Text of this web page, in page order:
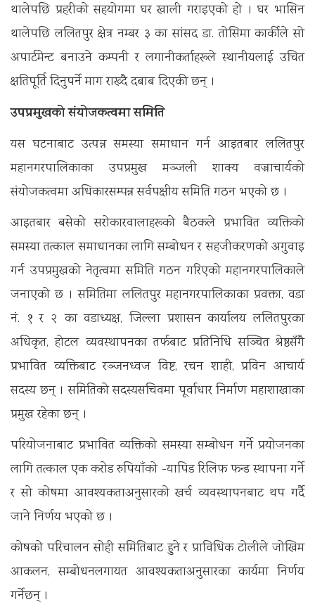
थालेपछि प्रहरीको सहयोगमा घर खाली गराइएको हो । घर भासिन
थालेपछि ललितपुर क्षेत्र नम्बर ३ का सांसद डा. तोसिमा कार्कीले सो
अपार्टमेन्ट बनाउने कम्पनी र लगानीकर्ताहरूले स्थानीयलाई उचित
क्षतिपूर्ति दिनुपर्ने माग राख्दै दबाब दिएकी छन् ।
उपप्रमुखको संयोजकत्वमा समिति
यस घटनाबाट उत्पन्न समस्या समाधान गर्न आइतबार ललितपुर
महानगरपालिकाका उपप्रमुख मञ्जली शाक्य वज्राचार्यको
संयोजकत्वमा अधिकारसम्पन्न सर्वपक्षीय समिति गठन भएको छ ।
आइतबार बसेको सरोकारवालाहरूको बैठकले प्रभावित व्यक्तिको
समस्या तत्काल समाधानका लागि सम्बोधन र सहजीकरणको अगुवाइ
गर्न उपप्रमुखको नेतृत्वमा समिति गठन गरिएको महानगरपालिकाले
जनाएको छ । समितिमा ललितपुर महानगरपालिकाका प्रवक्ता, वडा
नं. १ र २ का वडाध्यक्ष, जिल्ला प्रशासन कार्यालय ललितपुरका
अधिकृत, होटल व्यवस्थापनका तर्फबाट प्रतिनिधि सञ्चित श्रेष्ठसँगै
प्रभावित व्यक्तिबाट रञ्जनध्वज विष्ट, रचन शाही, प्रविन आचार्य
सदस्य छन् । समितिको सदस्यसचिवमा पूर्वाधार निर्माण महाशाखाका
प्रमुख रहेका छन् ।
परियोजनाबाट प्रभावित व्यक्तिको समस्या सम्बोधन गर्ने प्रयोजनका
लागि तत्काल एक करोड रुपियाँको -यापिड रिलिफ फन्ड स्थापना गर्ने
र सो कोषमा आवश्यकताअनुसारको खर्च व्यवस्थापनबाट थप गर्दै
जाने निर्णय भएको छ ।
कोषको परिचालन सोही समितिबाट हुने र प्राविधिक टोलीले जोखिम
आकलन, सम्बोधनलगायत आवश्यकताअनुसारका कार्यमा निर्णय
गर्नेछन् ।